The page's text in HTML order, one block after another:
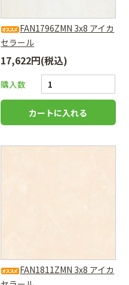
FAN1796ZMN 3x8 アイカ
セラール
17,622円(税込)
購入数
FAN1811ZMN 3x8 アイカ